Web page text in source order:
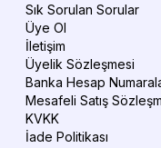
Sık Sorulan Sorular
Üye Ol
İletişim
Üyelik Sözleşmesi
Banka Hesap
Mesafeli Satış
KVKK
İade Politikası